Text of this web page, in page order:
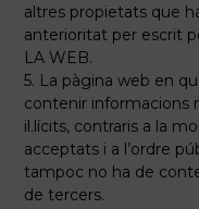
altres propietats que
anterioritat per escrit
LA WEB.
5. La pàgina web en
contenir informacions
il.lícits, contraris a la
acceptats i a l’ordre
tampoc no ha de
de tercers.